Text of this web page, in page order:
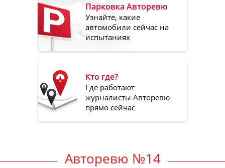
Парковка Авторевю
Узнайте, какие
автомобили сейчас на
испытаниях
Кто где?
Где работают
журналисты Авторевю
прямо сейчас
Авторевю №14